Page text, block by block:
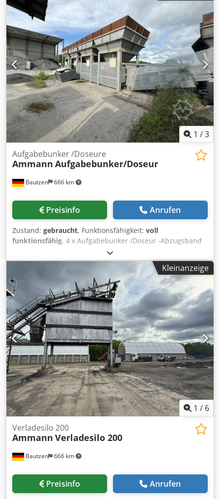
1 /3
Bautzen 666 km
Aufgabebunker /Doseure
Ammann Aufgabebunker/Doseur
Preisinfo Anrufen
Zustand: gebraucht, Funktionsfähigkeit: voll
funktionsfähig, 4 x Aufgabebunker /Doseur -Abzugsband
Chedpfx Acjzq S Huodsa -Förderband/Übergabeband -
elektrische Anlage soweit vorhanden
Kleinanzeige
1 / 6
Bautzen 666 km
Verladesilo 200
Ammann Verladesilo 200
Preisinfo Anrufen